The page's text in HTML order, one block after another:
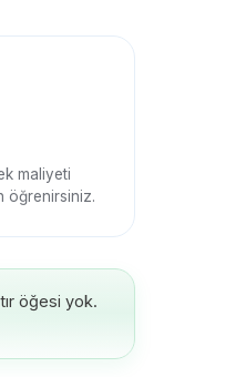
maliyeti
öğrenirsiniz.
öğesi yok.